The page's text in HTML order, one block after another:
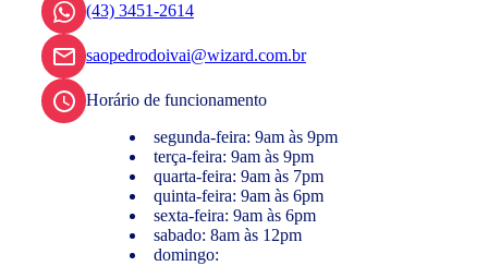
(43) 3451-2614
saopedrodoivai@wizard.com.br
Horário de funcionamento
segunda-feira: 9am às 9pm
terça-feira: 9am às 9pm
quarta-feira: 9am às 7pm
quinta-feira: 9am às 6pm
sexta-feira: 9am às 6pm
sabado: 8am às 12pm
domingo: